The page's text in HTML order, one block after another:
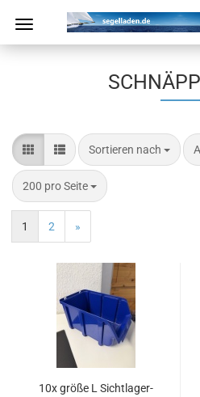
Sortieren nach
Sortieren nach
200 pro Seite
pro Seite
1 2 »
10x größe L Sicht­la­ger­